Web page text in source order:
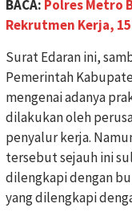
BACA: Polres Metro
Rekrutmen Kerja,
Surat Edaran ini,
Pemerintah
mengenai adanya
dilakukan oleh
penyalur kerja.
tersebut sejauh ini
dilengkapi dengan
yang dilengkapi